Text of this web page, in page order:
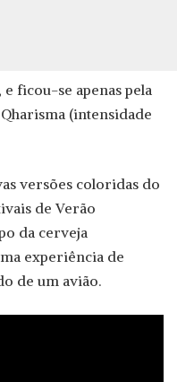
e ficou-se apenas pela
(intensidade
versões coloridas do
de Verão
da cerveja
experiência de
de um avião.